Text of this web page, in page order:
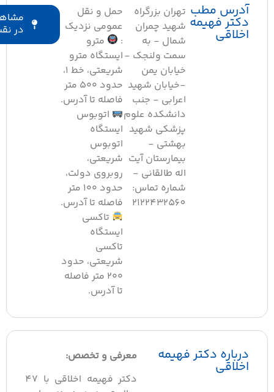
آدرس مطب
دکتر فهیمه
اخلاقی
تهران بزرگراه
شهید چمران
شمال - به
سمت ولنجک -
خیابان یمن
-خیابان شهید
اعرابی - جنب
دانشکده علوم
پزشکی شهید
بهشتی -
بیمارستان آیت
اله طالقانی -
شماره تماس:
2122432560
حمل و نقل
عمومی نزدیک
:
مترو
ایستگاه مترو
شریعتی، خط ۱،
حدود ۵۰۰ متر
فاصله تا آدرس.
اتوبوس
ایستگاه
اتوبوس
شریعتی،
روبروی دولت،
حدود ۱۰۰ متر
فاصله تا آدرس.
تاکسی
ایستگاه
تاکسی
شریعتی، حدود
۲۰۰ متر فاصله
تا آدرس.
مشاهده
در نقشه
درباره دکتر فهیمه
اخلاقی
معرفی و تخصص:
دکتر فهیمه اخلاقی با 47